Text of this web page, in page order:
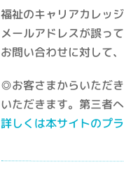
福祉のキャリアカレッ
メールアドレスが誤っ
お問い合わせに対して
◎お客さまからいただ
いただきます。第三者
詳しくは本サイトのプ